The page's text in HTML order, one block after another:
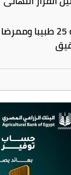
إحالة 25